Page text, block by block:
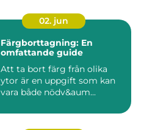
02. jun
Färgborttagning: En
omfattande guide
Att ta bort färg från olika
ytor är en uppgift som kan
vara både nödv&aum...